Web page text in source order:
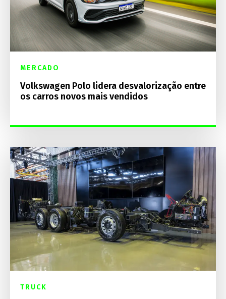
MERCADO
Volkswagen Polo lidera desvalorização entre
os carros novos mais vendidos
TRUCK